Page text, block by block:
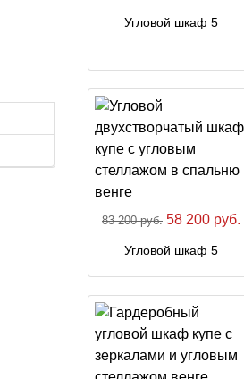
Угловой шкаф 5
83 200 руб. 58 200 руб.
Угловой шкаф 5